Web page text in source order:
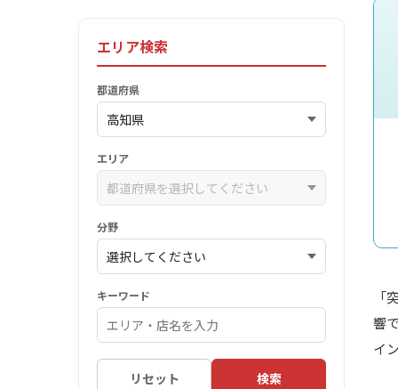
響
イ
エリア検索
都道府県
エリア
分野
キーワード
リセット 検索